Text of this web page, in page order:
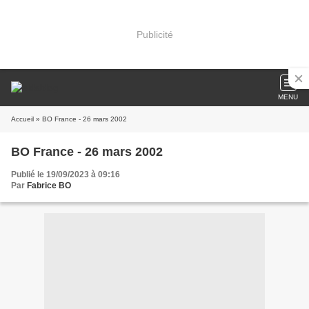
Publicité
MENU
Accueil » BO France - 26 mars 2002
BO France - 26 mars 2002
Publié le 19/09/2023 à 09:16
Par Fabrice BO